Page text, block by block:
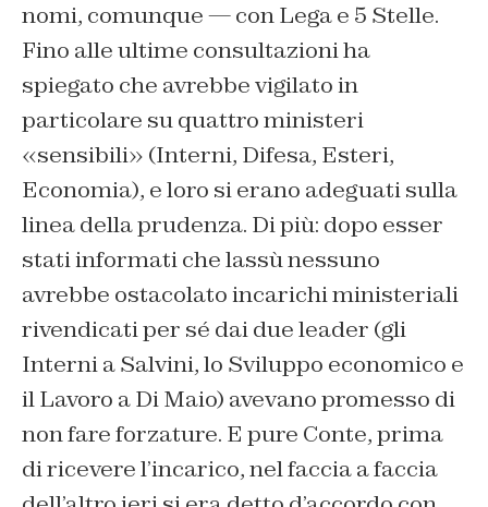
nomi, comunque — con Lega e 5 Stelle.
Fino alle ultime consultazioni ha
spiegato che avrebbe vigilato in
particolare su quattro ministeri
«sensibili» (Interni, Difesa, Esteri,
Economia), e loro si erano adeguati sulla
linea della prudenza. Di più: dopo esser
stati informati che lassù nessuno
avrebbe ostacolato incarichi ministeriali
rivendicati per sé dai due leader (gli
Interni a Salvini, lo Sviluppo economico e
il Lavoro a Di Maio) avevano promesso di
non fare forzature. E pure Conte, prima
di ricevere l’incarico, nel faccia a faccia